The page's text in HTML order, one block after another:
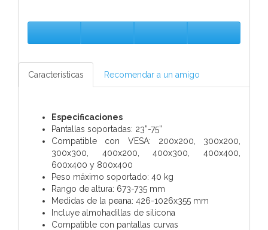
Características Recomendar a un amigo
Especificaciones
Pantallas soportadas: 23”-75”
Compatible con VESA: 200x200, 300x200,
300x300, 400x200, 400x300, 400x400,
600x400 y 800x400
Peso máximo soportado: 40 kg
Rango de altura: 673-735 mm
Medidas de la peana: 426-1026x355 mm
Incluye almohadillas de silicona
Compatible con pantallas curvas